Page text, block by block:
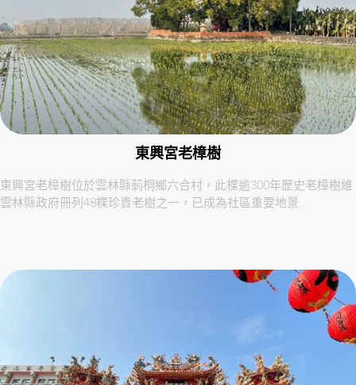
東興宮老樟樹
東興宮老樟樹位於雲林縣莿桐鄉六合村，此棵逾300年歷史老樟樹維
雲林縣政府冊列48棵珍貴老樹之一，已成為社區重要地景…